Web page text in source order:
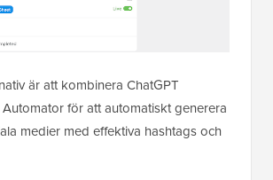
är att kombinera ChatGPT
för att automatiskt generera
medier med effektiva hashtags och